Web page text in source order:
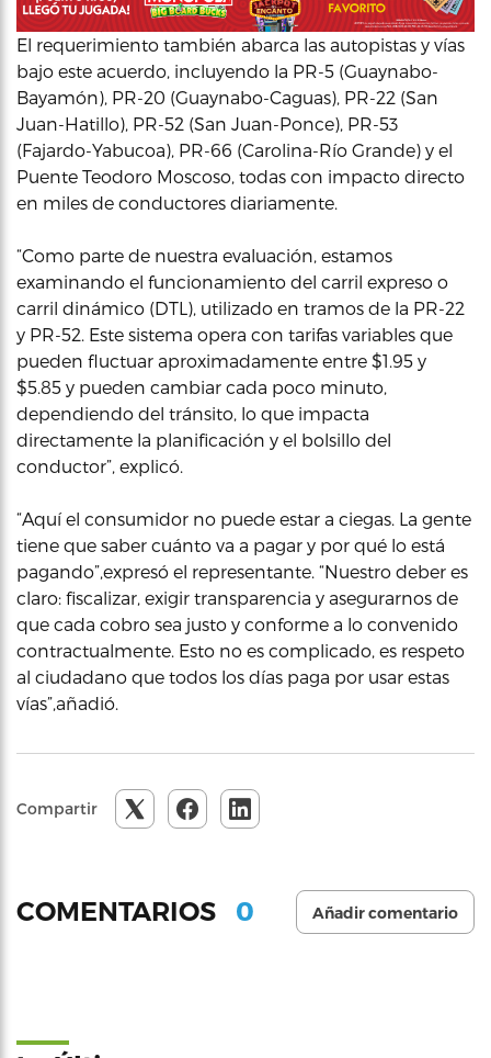
El requerimiento también abarca las autopistas y vías
bajo este acuerdo, incluyendo la PR-5 (Guaynabo-
Bayamón), PR-20 (Guaynabo-Caguas), PR-22 (San
Juan-Hatillo), PR-52 (San Juan-Ponce), PR-53
(Fajardo-Yabucoa), PR-66 (Carolina-Río Grande) y el
Puente Teodoro Moscoso, todas con impacto directo
en miles de conductores diariamente.
“Como parte de nuestra evaluación, estamos
examinando el funcionamiento del carril expreso o
carril dinámico (DTL), utilizado en tramos de la PR-22
y PR-52. Este sistema opera con tarifas variables que
pueden fluctuar aproximadamente entre $1.95 y
$5.85 y pueden cambiar cada poco minuto,
dependiendo del tránsito, lo que impacta
directamente la planificación y el bolsillo del
conductor”, explicó.
“Aquí el consumidor no puede estar a ciegas. La gente
tiene que saber cuánto va a pagar y por qué lo está
pagando”,expresó el representante. “Nuestro deber es
claro: fiscalizar, exigir transparencia y asegurarnos de
que cada cobro sea justo y conforme a lo convenido
contractualmente. Esto no es complicado, es respeto
al ciudadano que todos los días paga por usar estas
vías”,añadió.
Compartir
COMENTARIOS 0 Añadir comentario